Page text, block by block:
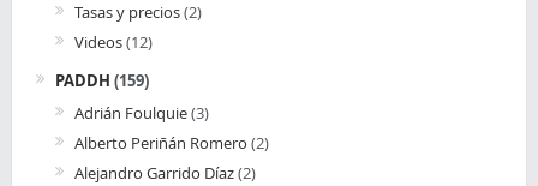
Tasas y precios(2)
Videos(12)
PADDH (159)
Adrián Foulquie(3)
Alberto Periñán Romero (2)
Alejandro Garrido Díaz(2)